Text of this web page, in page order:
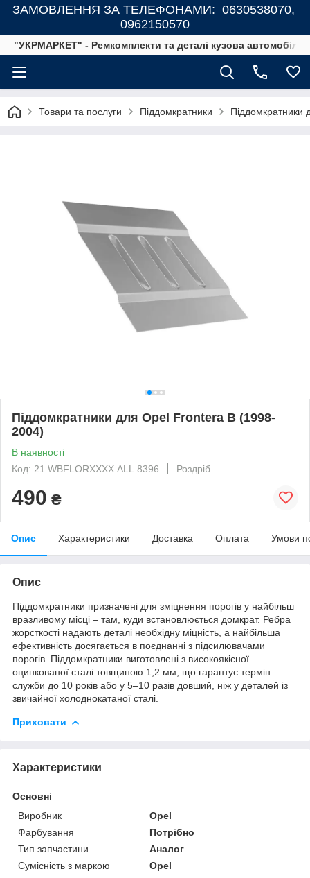
ЗАМОВЛЕННЯ ЗА ТЕЛЕФОНАМИ: 0630538070,
0962150570
"УКРМАРКЕТ" - Ремкомплекти та деталі кузова автомобілів
Товари та послуги Піддомкратники
Піддомкратники для Opel Frontera B (1998-
2004)
В наявності
Код: 21.WBFLORXXXX.ALL.8396
Роздріб
490 ₴
Опис Характеристики Доставка Оплата Умови
Опис
Піддомкратники призначені для зміцнення порогів у найбільш
вразливому місці – там, куди встановлюється домкрат. Ребра
жорсткості надають деталі необхідну міцність, а найбільша
ефективність досягається в поєднанні з підсилювачами
порогів. Піддомкратники виготовлені з високоякісної
оцинкованої сталі товщиною 1,2 мм, що гарантує термін
служби до 10 років або у 5–10 разів довший, ніж у деталей із
звичайної холоднокатаної сталі.
Приховати
Характеристики
Основні
Виробник
Opel
Фарбування
Потрібно
Тип запчастини
Аналог
Сумісність з маркою
Opel